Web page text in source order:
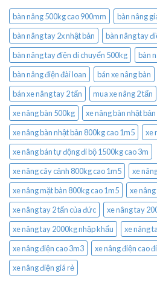
bàn nâng 500kg cao 900mm bàn nâng
bàn nâng tay 2x nhật bản
bàn nâng tay
bàn nâng tay điện di chuyển 500kg
bàn
bàn nâng điện đài loan
bán xe nâng bàn
bán xe nâng tay 2 tấn
mua xe nâng 2 tấn
xe nâng bàn 500kg
xe nâng bàn nhật bản
xe nâng bàn nhật bản 800kg cao 1m5
xe
xe nâng bán tự động đi bộ 1500kg cao 3m
xe nâng cây cảnh 800kg cao 1m5
xe
xe nâng mặt bàn 800kg cao 1m5
xe
xe nâng tay 2 tấn của đức
xe nâng tay
xe nâng tay 2000kg nhập khẩu
xe nâng
xe nâng điện cao 3m3
xe nâng điện cao
xe nâng điện giá rẻ